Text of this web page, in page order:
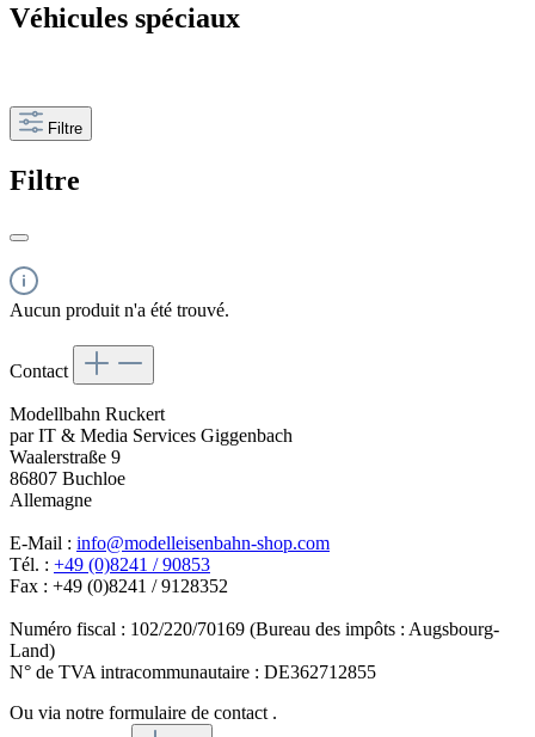
Véhicules spéciaux
Filtre
Filtre
Aucun produit n'a été trouvé.
Contact
Modellbahn Ruckert
par IT & Media Services Giggenbach
Waalerstraße 9
86807 Buchloe
Allemagne
E-Mail : info@modelleisenbahn-shop.com
Tél. : +49 (0)8241 / 90853
Fax : +49 (0)8241 / 9128352
Numéro fiscal : 102/220/70169 (Bureau des impôts : Augsbourg-
Land)
N° de TVA intracommunautaire : DE362712855
Ou via notre formulaire de contact .